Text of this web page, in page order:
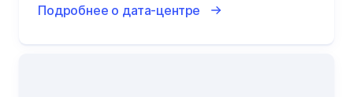
Подробнее о дата-центре